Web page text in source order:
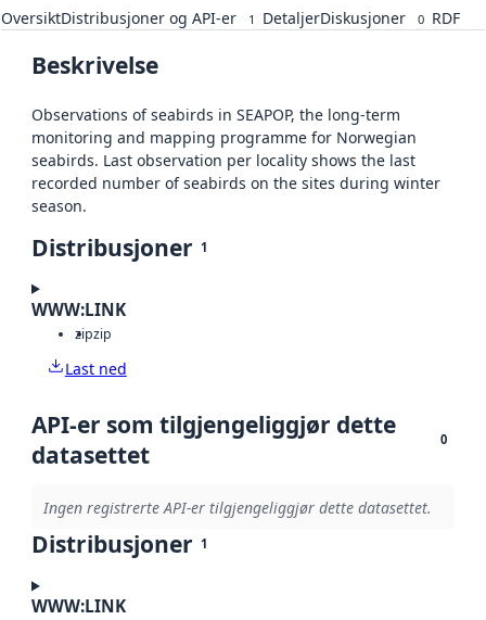
OversiktDistribusjoner og API-er 1 DetaljerDiskusjoner 0 RDF
Beskrivelse
Observations of seabirds in SEAPOP, the long-term
monitoring and mapping programme for Norwegian
seabirds. Last observation per locality shows the last
recorded number of seabirds on the sites during winter
season.
Distribusjoner 1
WWW:LINK
zipzip
Last ned
API-er som tilgjengeliggjør dette
datasettet
0
Ingen registrerte API-er tilgjengeliggjør dette datasettet.
Distribusjoner 1
WWW:LINK